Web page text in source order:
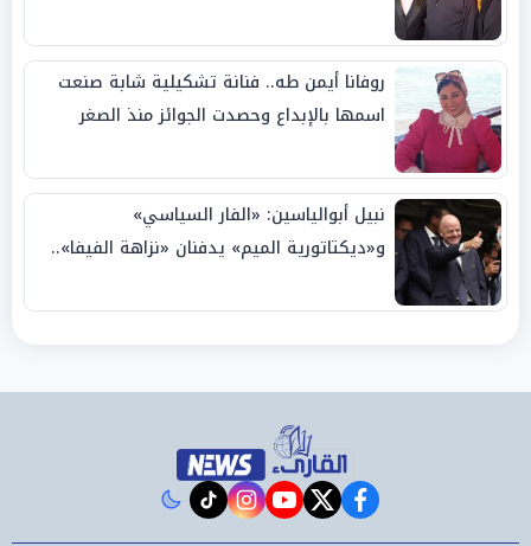
روفانا أيمن طه.. فنانة تشكيلية شابة صنعت
اسمها بالإبداع وحصدت الجوائز منذ الصغر
نبيل أبوالياسين: «الفار السياسي»
و«ديكتاتورية الميم» يدفنان «نزاهة الفيفا»..
facebook
twitter
youtube
instagram
tiktok